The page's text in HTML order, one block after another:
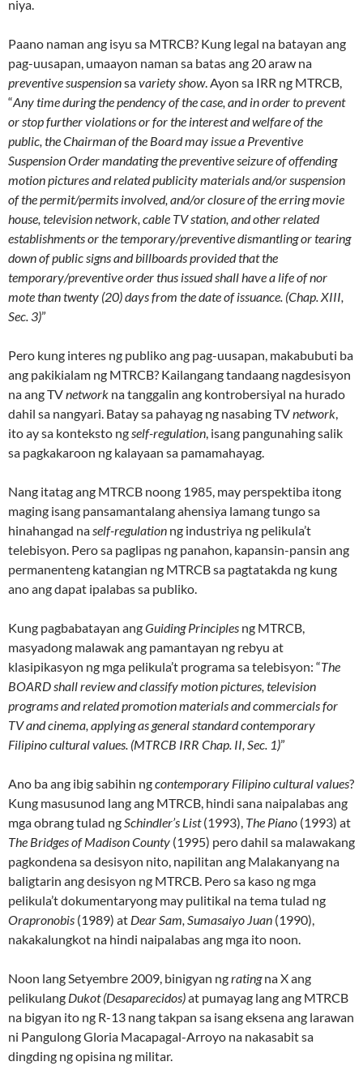
niya.
Paano naman ang isyu sa MTRCB? Kung legal na batayan ang
pag-uusapan, umaayon naman sa batas ang 20 araw na
preventive suspensionsavariety show. Ayon sa IRR ng MTRCB,
“Any time during the pendency of the case, and in order to prevent
or stop further violations or for the interest and welfare of the
public, the Chairman of the Board may issue a Preventive
Suspension Order mandating the preventive seizure of offending
motion pictures and related publicity materials and/or suspension
of the permit/permits involved, and/or closure of the erring movie
house, television network, cable TV station, and other related
establishments or the temporary/preventive dismantling or tearing
down of public signs and billboards provided that the
temporary/preventive order thus issued shall have a life of nor
mote than twenty (20) days from the date of issuance. (Chap. XIII,
Sec. 3)”
Pero kung interes ng publiko ang pag-uusapan, makabubuti ba
ang pakikialam ng MTRCB? Kailangang tandaang nagdesisyon
na ang TVnetwork na tanggalin ang kontrobersiyal na hurado
dahil sa nangyari. Batay sa pahayag ng nasabing TVnetwork,
ito ay sa konteksto ngself-regulation, isang pangunahing salik
sa pagkakaroon ng kalayaan sa pamamahayag.
Nang itatag ang MTRCB noong 1985, may perspektiba itong
maging isang pansamantalang ahensiya lamang tungo sa
hinahangad naself-regulation ng industriya ng pelikula’t
telebisyon. Pero sa paglipas ng panahon, kapansin-pansin ang
permanenteng katangian ng MTRCB sa pagtatakda ng kung
ano ang dapat ipalabas sa publiko.
Kung pagbabatayan angGuiding Principles ng MTRCB,
masyadong malawak ang pamantayan ng rebyu at
klasipikasyon ng mga pelikula’t programa sa telebisyon: “The
BOARD shall review and classify motion pictures, television
programs and related promotion materials and commercials for
TV and cinema, applying as general standard contemporary
Filipino cultural values. (MTRCB IRR Chap. II, Sec. 1)”
Ano ba ang ibig sabihin ngcontemporary Filipino cultural values?
Kung masusunod lang ang MTRCB, hindi sana naipalabas ang
mga obrang tulad ngSchindler’s List(1993), The Piano (1993) at
The Bridges of Madison County (1995) pero dahil sa malawakang
pagkondena sa desisyon nito, napilitan ang Malakanyang na
baligtarin ang desisyon ng MTRCB. Pero sa kaso ng mga
pelikula’t dokumentaryong may pulitikal na tema tulad ng
Orapronobis (1989) at Dear Sam, Sumasaiyo Juan (1990),
nakakalungkot na hindi naipalabas ang mga ito noon.
Noon lang Setyembre 2009, binigyan ngratingna X ang
pelikulang Dukot (Desaparecidos)at pumayag lang ang MTRCB
na bigyan ito ng R-13 nang takpan sa isang eksena ang larawan
ni Pangulong Gloria Macapagal-Arroyo na nakasabit sa
dingding ng opisina ng militar.